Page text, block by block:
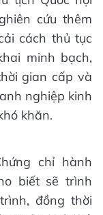
cứu thêm
cách thủ tục
minh bạch,
gian cấp và
nghiệp kinh
khăn.
chỉ hành
biết sẽ trình
đồng thời